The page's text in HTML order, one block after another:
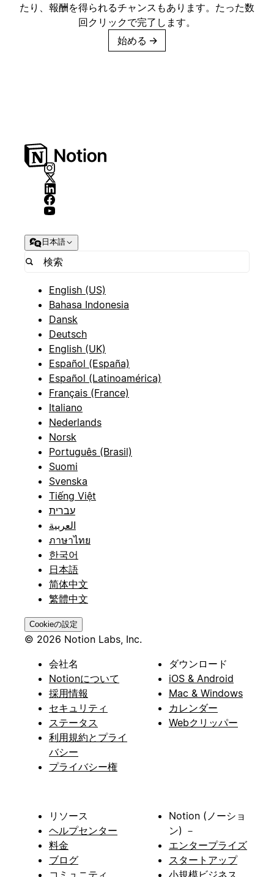
たり、報酬を得られるチャンスもあります。たった数
回クリックで完了します。
始める →
日本語
English (US)
Bahasa Indonesia
Dansk
Deutsch
English (UK)
Español (España)
Español (Latinoamérica)
Français (France)
Italiano
Nederlands
Norsk
Português (Brasil)
Suomi
Svenska
Tiếng Việt
עברית
العربية
ภาษาไทย
한국어
日本語
简体中文
繁體中文
Cookieの設定
© 2026 Notion Labs, Inc.
会社名
Notionについて
採用情報
セキュリティ
ステータス
利用規約とプライ
バシー
プライバシー権
ダウンロード
iOS & Android
Mac & Windows
カレンダー
Webクリッパー
リソース
ヘルプセンター
料金
ブログ
コミュニティ
Notion (ノーショ
ン) －
エンタープライズ
スタートアップ
小規模ビジネス